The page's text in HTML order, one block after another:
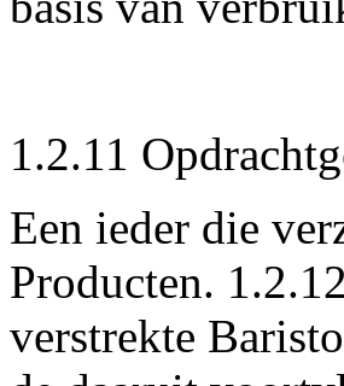
1.2.11
Een ieder die
Producten.
verstrekte